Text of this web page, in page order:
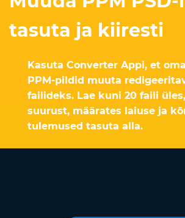
tasuta ja kiiresti
Kasuta Converter Appi, et
PPM-pildid muuta
failideks. Lae kuni 20 faili
suurust, määrates laiuse ja
tulemused tasuta alla.